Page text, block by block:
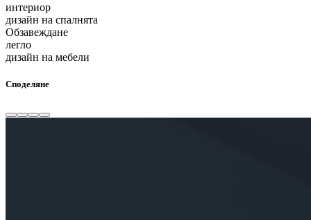
интериор
дизайн на спалнята
Обзавеждане
легло
дизайн на мебели
Споделяне